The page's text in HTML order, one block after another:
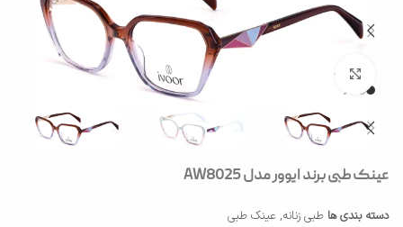
بزرگنمایی تصویر
عینک طبی برند ایوور مدل AW8025
دسته بندی ها طبی زنانه, عینک طبی